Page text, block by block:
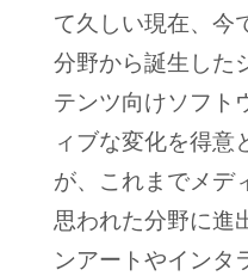
て久しい現在、 今
分野から誕生した
テンツ向けソフト
ィブな変化を得意
が、これまでメデ
思われた分野に進
ンアートやインタ